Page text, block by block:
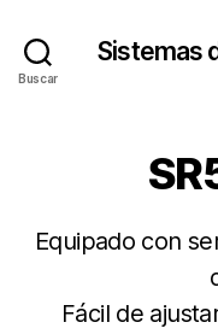
Buscar
Sistemas
Equipado con
Fácil de